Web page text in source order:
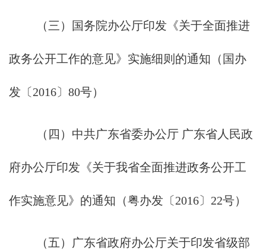
（三）国务院办公厅印发《关于全面推进
政务公开工作的意见》实施细则的通知（国办
发〔2016〕80号）
（四）中共广东省委办公厅 广东省人民政
府办公厅印发《关于我省全面推进政务公开工
作实施意见》的通知（粤办发〔2016〕22号）
（五）广东省政府办公厅关于印发省级部